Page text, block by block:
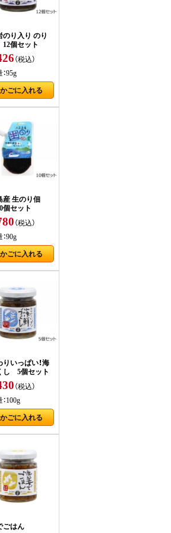
のり入り のり
個セット
（税込）
95g
かごに入れる
産 生のり佃
セット
（税込）
90g
かごに入れる
りいっぱい！海
し 5個セット
（税込）
100g
かごに入れる
ごはん